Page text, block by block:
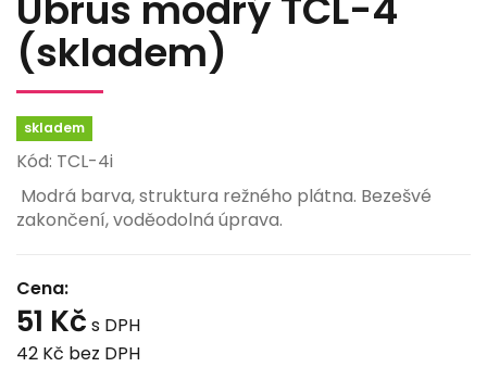
(skladem)
skladem
Kód: TCL-4i
Modrá barva, struktura režného plátna. Bezešvé
zakončení, voděodolná úprava.
Cena:
51 Kč s DPH
42 Kč bez DPH